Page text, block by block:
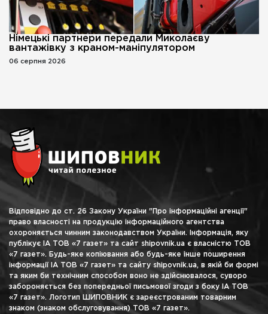
Німецькі партнери передали Миколаєву
вантажівку з краном-маніпулятором
06 серпня 2026
Відповідно до ст. 26 Закону України "Про інформаційні агенції"
право власності на продукцію інформаційного агентства
охороняється чинним законодавством України. Інформація, яку
публікує ІА ТОВ «7 газет» та сайт shipovnik.ua є власністю ТОВ
«7 газет». Будь-яке копіювання або будь-яке інше поширення
інформації ІА ТОВ «7 газет» та сайту shipovnik.ua, в якій би формі
та яким би технічним способом воно не здійснювалося, суворо
забороняється без попередньої письмової згоди з боку ІА ТОВ
«7 газет». Логотип ШИПОВНИК є зареєстрованим товарним
знаком (знаком обслуговування) ТОВ «7 газет».